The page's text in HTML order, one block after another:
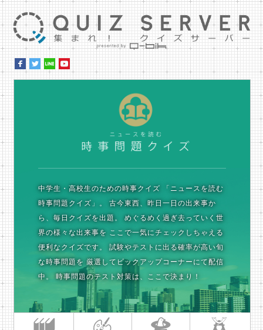
中学生・高校生のための時事クイズ 「ニュースを読む
時事問題クイズ」。
古今東西、昨日一日の出来事か
ら、毎日クイズを出題。
めぐるめく過ぎ去っていく世
界の様々な出来事を ここで一気にチェックしちゃえる
便利なクイズです。
試験やテストに出る確率が高い旬
な時事問題を 厳選してピックアップコーナーにて配信
中。
時事問題のテスト対策は、ここで決まり！